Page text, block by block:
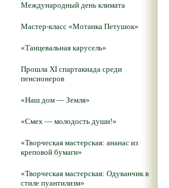
Международный день климата
Мастер-класс «Мотанка Петушок»
«Танцевальная карусель»
Прошла XI спартакиада среди
пенсионеров
«Наш дом — Земля»
«Смех — молодость души!»
«Творческая мастерская: ананас из
креповой бумаги»
«Творческая мастерская: Одуванчик в
стиле пуантилизм»